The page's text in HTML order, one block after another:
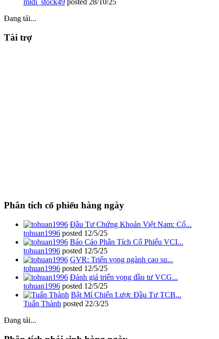
midi_stock49 posted 28/10/25
Đang tải...
Tài trợ
Phân tích cổ phiếu hàng ngày
Đầu Tư Chứng Khoán Việt Nam: Cổ...
tohuan1996 posted 12/5/25
Báo Cáo Phân Tích Cổ Phiếu VCI...
tohuan1996 posted 12/5/25
GVR: Triển vọng ngành cao su...
tohuan1996 posted 12/5/25
Đánh giá triển vọng đầu tư VCG...
tohuan1996 posted 12/5/25
Bật Mí Chiến Lược Đầu Tư TCB...
Tuấn Thành posted 22/3/25
Đang tải...